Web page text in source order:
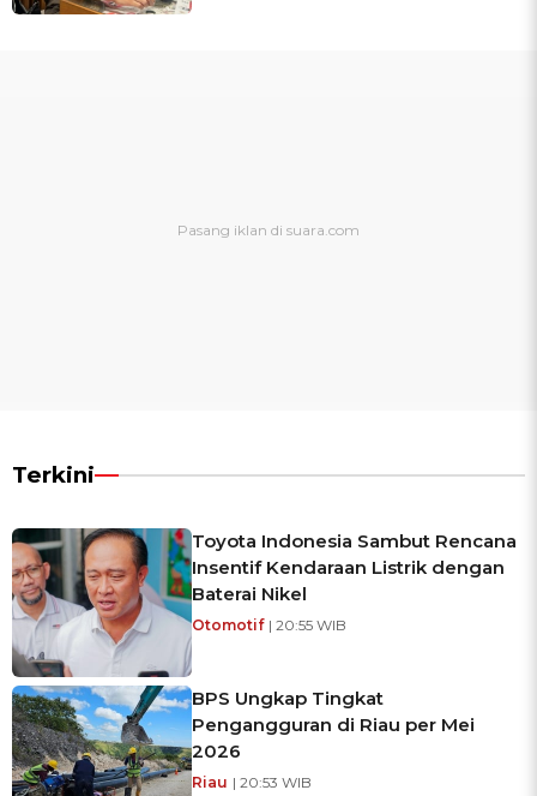
Terkini
Toyota Indonesia Sambut Rencana
Insentif Kendaraan Listrik dengan
Baterai Nikel
Otomotif | 20:55 WIB
BPS Ungkap Tingkat
Pengangguran di Riau per Mei
2026
Riau | 20:53 WIB